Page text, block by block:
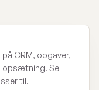
CRM, opgaver,
opsætning. Se
til.